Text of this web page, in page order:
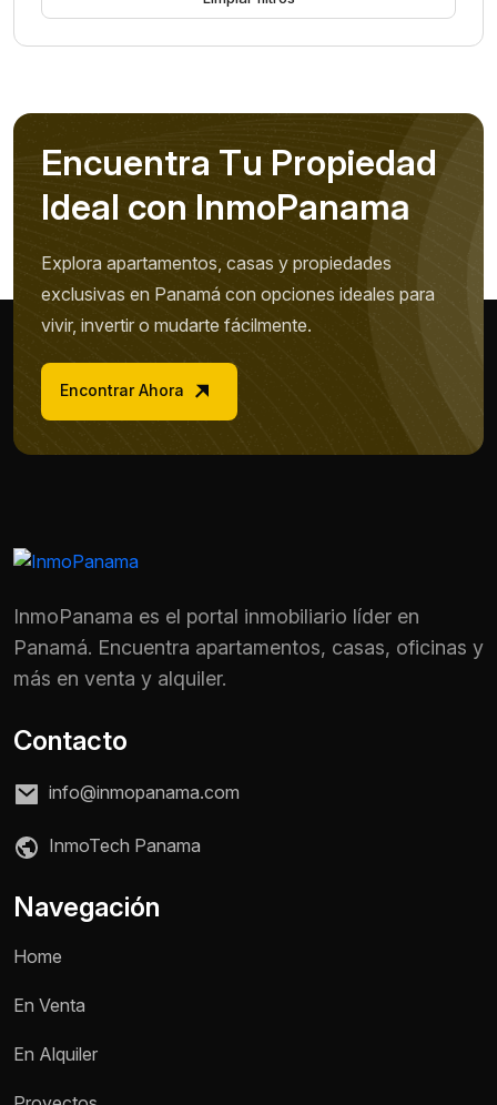
Encuentra Tu Propiedad
Ideal con InmoPanama
Explora apartamentos, casas y propiedades
exclusivas en Panamá con opciones ideales para
vivir, invertir o mudarte fácilmente.
Encontrar Ahora
InmoPanama es el portal inmobiliario líder en
Panamá. Encuentra apartamentos, casas, oficinas y
más en venta y alquiler.
Contacto
info@inmopanama.com
InmoTech Panama
Navegación
Home
En Venta
En Alquiler